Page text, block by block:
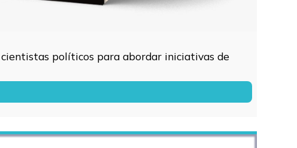
políticos para abordar iniciativas de